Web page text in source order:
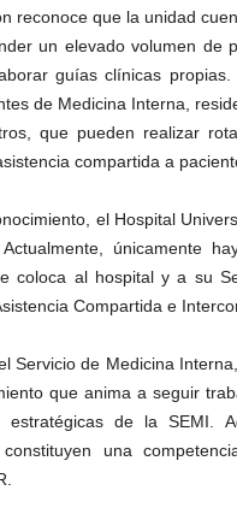
reconoce que la unidad
un elevado volumen de
guías clínicas
de Medicina Interna,
que pueden realizar
compartida a
el Hospital
únicamente
coloca al hospital y a su
Compartida e
Servicio de Medicina
que anima a seguir
de la SEMI.
constituyen una